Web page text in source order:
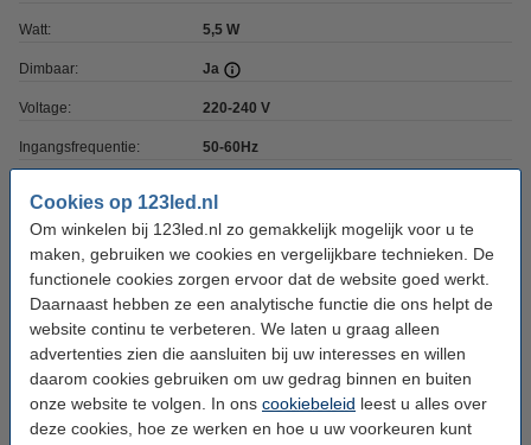
Cookies op 123led.nl
Om winkelen bij 123led.nl zo gemakkelijk mogelijk voor u te
maken, gebruiken we cookies en vergelijkbare technieken. De
functionele cookies zorgen ervoor dat de website goed werkt.
Daarnaast hebben ze een analytische functie die ons helpt de
website continu te verbeteren. We laten u graag alleen
advertenties zien die aansluiten bij uw interesses en willen
daarom cookies gebruiken om uw gedrag binnen en buiten
onze website te volgen. In ons cookiebeleid leest u alles over
deze cookies, hoe ze werken en hoe u uw voorkeuren kunt
Watt: 5,5 W
Dimbaar: Ja
Voltage: 220-240 V
Ingangsfrequentie: 50-60Hz
Afmetingen: 85 x 54 mm (bxh)
Zaagmaat: Ø 72 mm
Inbouwdiepte: 68 mm
Gebruik: Binnen
Klasse: